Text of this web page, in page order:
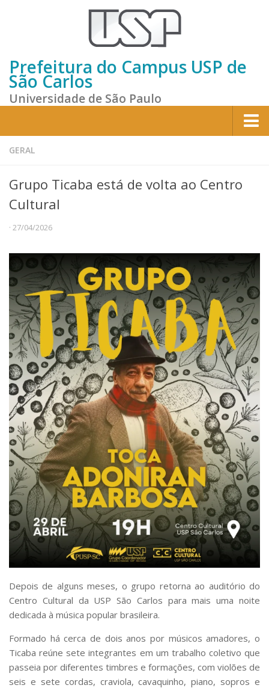
Prefeitura do Campus USP de
São Carlos
Universidade de São Paulo
Home
Sobre a Prefeitura
Gestão atual
Missão e Valores
Divisões e Seções
Comissões Internas
Pessoas
Localização
Serviços
Biblioteca
Administrativo e Financeiro
Segurança e Acessos
Obras e Manutenção
Transporte, Moradia e Alimentação
Promoção Social
Saúde Mental
Esporte, Arte e Cultura
Resíduos Químicos
Creche e Pré-Escola
Comunicação e Informática
Qualidade e Produtividade
Acessibilidade
Terceira Idade
Pequeno Cidadão
Campus Universitário
GERAL
Grupo Ticaba está de volta ao Centro
Cultural
· 27/04/2026
Depois de alguns meses, o grupo retorna ao auditório do
Centro Cultural da USP São Carlos para mais uma noite
dedicada à música popular brasileira.
Formado há cerca de dois anos por músicos amadores, o
Ticaba reúne sete integrantes em um trabalho coletivo que
passeia por diferentes timbres e formações, com violões de
seis e sete cordas, craviola, cavaquinho, piano, sopros e